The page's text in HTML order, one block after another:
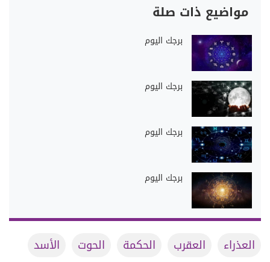
مواضيع ذات صلة
برجك اليوم
برجك اليوم
برجك اليوم
برجك اليوم
العذراء العقرب الحكمة الحوت
الأسد